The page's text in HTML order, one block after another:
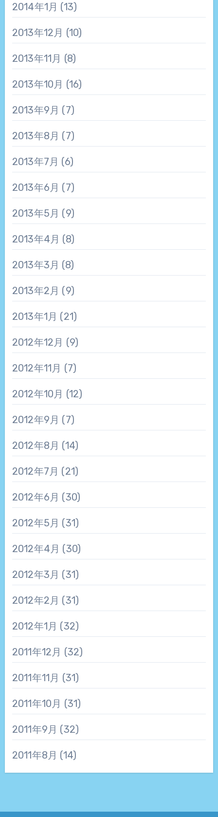
2014年1月 (13)
2013年12月 (10)
2013年11月 (8)
2013年10月 (16)
2013年9月 (7)
2013年8月 (7)
2013年7月 (6)
2013年6月 (7)
2013年5月 (9)
2013年4月 (8)
2013年3月 (8)
2013年2月 (9)
2013年1月 (21)
2012年12月 (9)
2012年11月 (7)
2012年10月 (12)
2012年9月 (7)
2012年8月 (14)
2012年7月 (21)
2012年6月 (30)
2012年5月 (31)
2012年4月 (30)
2012年3月 (31)
2012年2月 (31)
2012年1月 (32)
2011年12月 (32)
2011年11月 (31)
2011年10月 (31)
2011年9月 (32)
2011年8月 (14)